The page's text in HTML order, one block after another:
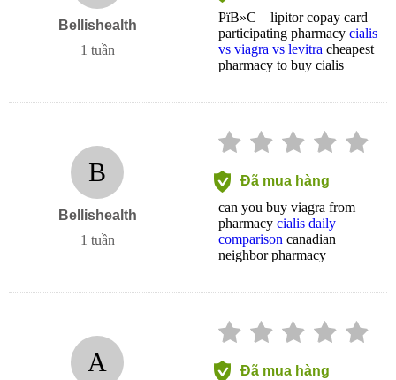
Bellishealth
1 tuần
РїВ»С—lipitor copay card
participating pharmacy cialis
vs viagra vs levitra cheapest
pharmacy to buy cialis
B
Bellishealth
1 tuần
Đã mua hàng
can you buy viagra from
pharmacy cialis daily
comparison canadian
neighbor pharmacy
A
Đã mua hàng